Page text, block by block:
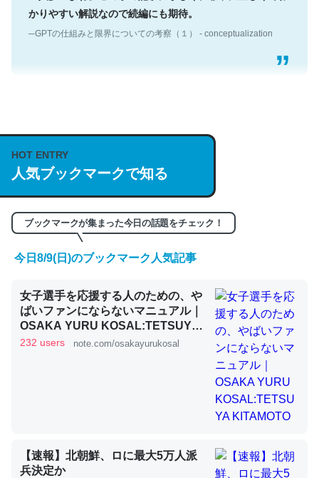
かりやすい解説なので続編にも期待。
─GPTの仕組みと限界についての考察（１） - conceptualization
説してる記事が少ないので貴重な良記事。/続編来た
https://isobe324649.hatenablog.com/entry/2023/03/27
/064121
─GPTの仕組みと限界についての考察（１） - conceptualization
くらい。小説でいう「ずっと前の伏線」は回収されないけ
ど、短期記憶というには多い分量。進化すればするほど分
かりやすく強くなりそう
─GPTの仕組みと限界についての考察（１） - conceptualization
昆虫ってカルシウム少ないのか。知らんかった。調べたら
コオロギのカルシウム分はエビの600分の1程度。
HOT ENTRY
人気ブックマークで知る
ブックマークが集まった今日の話題をチェック！
今日8/9(日)のブックマーク人気記事
女子選手を応援する人のための、や
ばいファンにならないマニュアル｜
OSAKA YURU KOSAL:TETSUYA
KITAMOTO
232 users note.com/osakayurukosal
【速報】北朝鮮、ロに最大5万人派
兵決定か